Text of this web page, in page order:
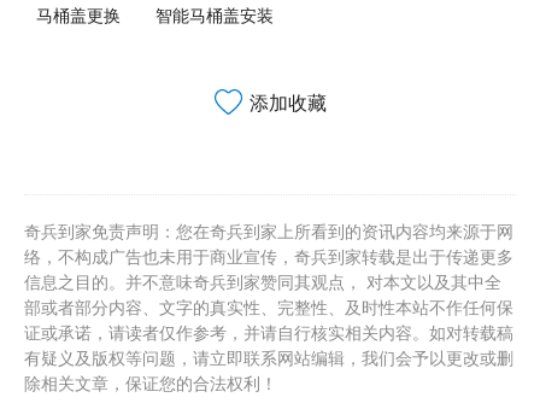
马桶盖更换 智能马桶盖安装
添加收藏
奇兵到家免责声明：您在奇兵到家上所看到的资讯内容均来源于网
络，不构成广告也未用于商业宣传，奇兵到家转载是出于传递更多
信息之目的。并不意味奇兵到家赞同其观点， 对本文以及其中全
部或者部分内容、文字的真实性、完整性、及时性本站不作任何保
证或承诺，请读者仅作参考，并请自行核实相关内容。如对转载稿
有疑义及版权等问题，请立即联系网站编辑，我们会予以更改或删
除相关文章，保证您的合法权利！